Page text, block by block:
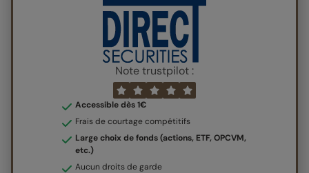
Note trustpilot :
Accessible dès 1€
Frais de courtage compétitifs
Large choix de fonds (actions, ETF, OPCVM,
etc.)
Aucun droits de garde